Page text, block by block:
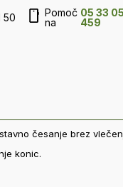
50
Pomoč
na
05 33
459
česanje brez
konic.